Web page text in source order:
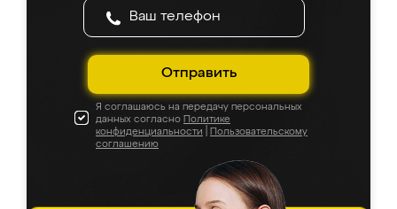
Отправить
Я соглашаюсь на передачу персональных
данных согласно Политике
конфиденциальности
Пользовательскому
соглашению